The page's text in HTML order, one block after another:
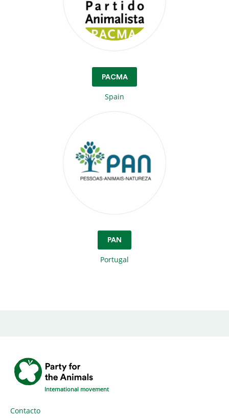
PACMA
Spain
PAN
Portugal
International movement
Contacto